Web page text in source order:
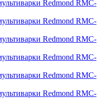
Redmond RMC-
Redmond RMC-
Redmond RMC-
Redmond RMC-
Redmond RMC-
Redmond RMC-